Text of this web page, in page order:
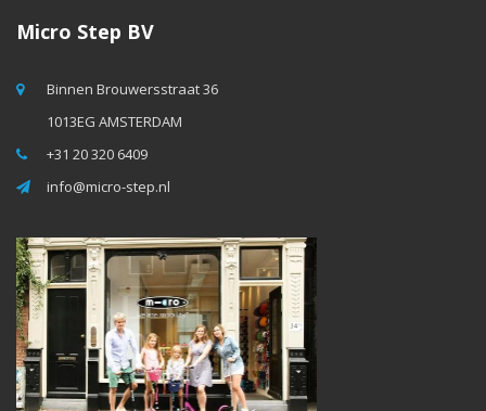
Micro Step BV
Binnen Brouwersstraat 36
1013EG AMSTERDAM
+31 20 320 6409
info@micro-step.nl